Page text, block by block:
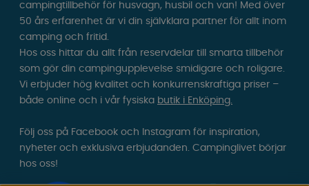
campingtillbehör för husvagn, husbil och van! Med över
50 års erfarenhet är vi din självklara partner för allt inom
camping och fritid.
Hos oss hittar du allt från reservdelar till smarta tillbehör
som gör din campingupplevelse smidigare och roligare.
Vi erbjuder hög kvalitet och konkurrenskraftiga priser –
både online och i vår fysiska butik i Enköping.
Följ oss på Facebook och Instagram för inspiration,
nyheter och exklusiva erbjudanden. Campinglivet börjar
hos oss!